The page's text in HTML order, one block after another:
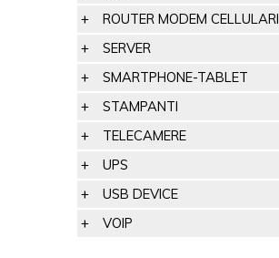
ROUTER MODEM CELLULARI
SERVER
SMARTPHONE-TABLET
STAMPANTI
TELECAMERE
UPS
USB DEVICE
VOIP